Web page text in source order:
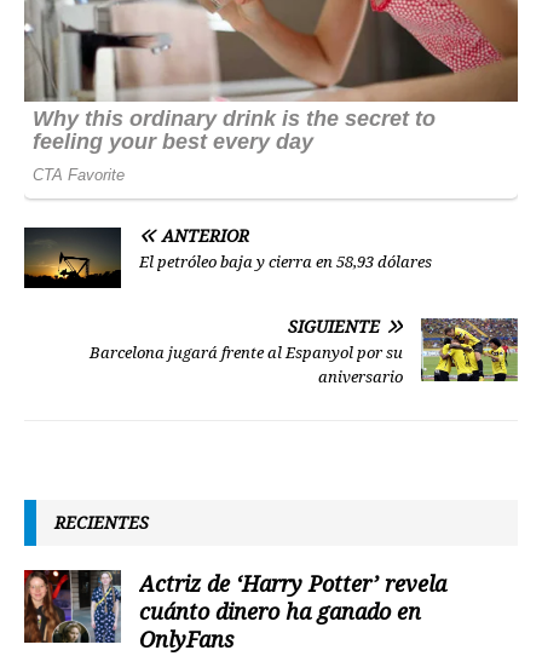
ANTERIOR
El petróleo baja y cierra en 58,93 dólares
SIGUIENTE
Barcelona jugará frente al Espanyol por su
aniversario
RECIENTES
Actriz de ‘Harry Potter’ revela
cuánto dinero ha ganado en
OnlyFans